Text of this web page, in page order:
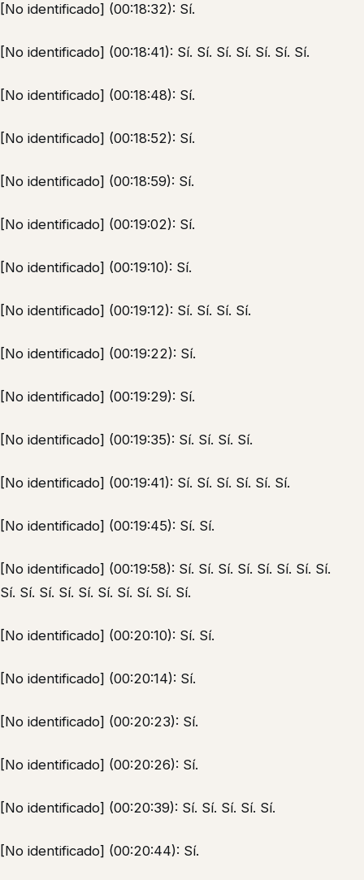
[No identificado] (00:18:32): Sí.
[No identificado] (00:18:41): Sí. Sí. Sí. Sí. Sí. Sí. Sí.
[No identificado] (00:18:48): Sí.
[No identificado] (00:18:52): Sí.
[No identificado] (00:18:59): Sí.
[No identificado] (00:19:02): Sí.
[No identificado] (00:19:10): Sí.
[No identificado] (00:19:12): Sí. Sí. Sí. Sí.
[No identificado] (00:19:22): Sí.
[No identificado] (00:19:29): Sí.
[No identificado] (00:19:35): Sí. Sí. Sí. Sí.
[No identificado] (00:19:41): Sí. Sí. Sí. Sí. Sí. Sí.
[No identificado] (00:19:45): Sí. Sí.
[No identificado] (00:19:58): Sí. Sí. Sí. Sí. Sí. Sí. Sí. Sí.
Sí. Sí. Sí. Sí. Sí. Sí. Sí. Sí. Sí. Sí.
[No identificado] (00:20:10): Sí. Sí.
[No identificado] (00:20:14): Sí.
[No identificado] (00:20:23): Sí.
[No identificado] (00:20:26): Sí.
[No identificado] (00:20:39): Sí. Sí. Sí. Sí. Sí.
[No identificado] (00:20:44): Sí.